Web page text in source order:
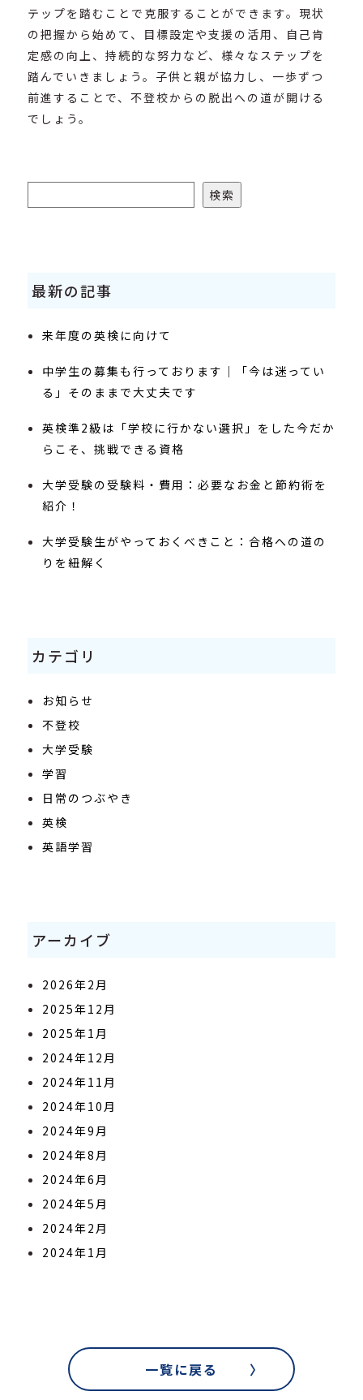
テップを踏むことで克服することができます。現状
の把握から始めて、目標設定や支援の活用、自己肯
定感の向上、持続的な努力など、様々なステップを
踏んでいきましょう。子供と親が協力し、一歩ずつ
前進することで、不登校からの脱出への道が開ける
でしょう。
検索
最新の記事
来年度の英検に向けて
中学生の募集も行っております｜「今は迷ってい
る」そのままで大丈夫です
英検準2級は「学校に行かない選択」をした今だか
らこそ、挑戦できる資格
大学受験の受験料・費用：必要なお金と節約術を
紹介！
大学受験生がやっておくべきこと：合格への道の
りを紐解く
カテゴリ
お知らせ
不登校
大学受験
学習
日常のつぶやき
英検
英語学習
アーカイブ
2026年2月
2025年12月
2025年1月
2024年12月
2024年11月
2024年10月
2024年9月
2024年8月
2024年6月
2024年5月
2024年2月
2024年1月
一覧に戻る